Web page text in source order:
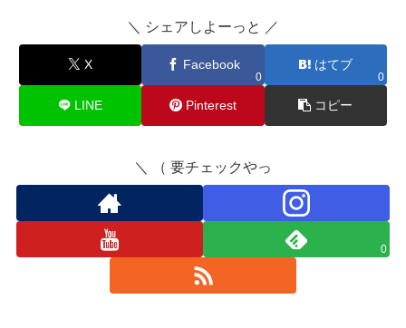
＼ シェアしよーっと ／
X Facebook
0
はてブ
0
LINE Pinterest コピー
＼ （ 要チェックやっ
0